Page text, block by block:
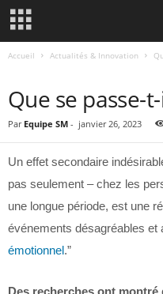
Accueil Actualités & Innovation
Que se passe-
Par Equipe SM - janvier 26, 2023
Un effet secondaire
pas seulement – chez les
une longue période, est une
événements désagréables et
émotionnel.”
Des recherches ont montré